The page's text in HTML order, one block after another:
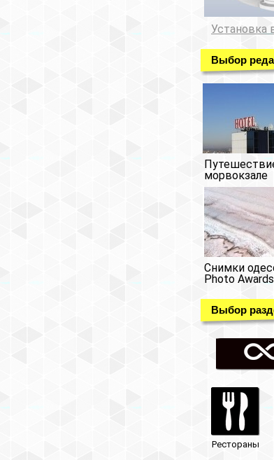
Установка
Выбор
морвокзале
Снимки
Photo Awards
Выбор
Рестораны